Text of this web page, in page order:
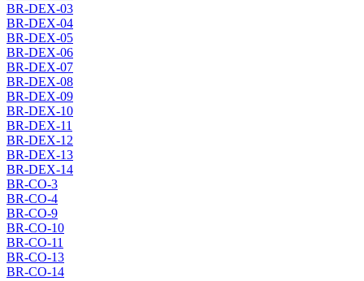
BR-DEX-03
BR-DEX-04
BR-DEX-05
BR-DEX-06
BR-DEX-07
BR-DEX-08
BR-DEX-09
BR-DEX-10
BR-DEX-11
BR-DEX-12
BR-DEX-13
BR-DEX-14
BR-CO-3
BR-CO-4
BR-CO-9
BR-CO-10
BR-CO-11
BR-CO-13
BR-CO-14